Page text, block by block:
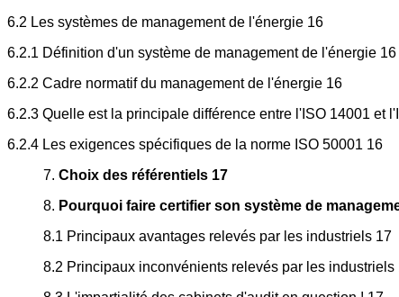
6.2 Les systèmes de management de l'énergie 16
6.2.1 Définition d'un système de management de l'énergie 16
6.2.2 Cadre normatif du management de l'énergie 16
6.2.3 Quelle est la principale différence entre l'ISO 14001 et
6.2.4 Les exigences spécifiques de la norme ISO 50001 16
7. Choix des référentiels 17
8. Pourquoi faire certifier son système de
8.1 Principaux avantages relevés par les industriels 17
8.2 Principaux inconvénients relevés par les industriels